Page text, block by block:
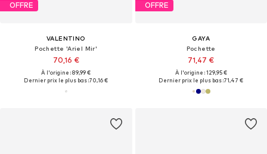
OFFRE
VALENTINO
Pochette 'Ariel Mir'
70,16 €
À l'origine : 89,99 €
Dernier prix le plus bas :70,16 €
OFFRE
GAYA
Pochette
71,47 €
À l'origine : 129,95 €
Dernier prix le plus bas :71,47 €